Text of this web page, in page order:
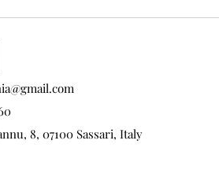
nel 2026
8, 07100 Sassari, Italy